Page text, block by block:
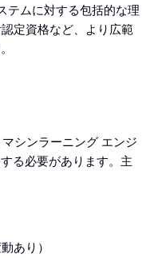
テムに対する包括的な理
定資格など、より広範
シンラーニング エンジ
る必要があります。主
あり）